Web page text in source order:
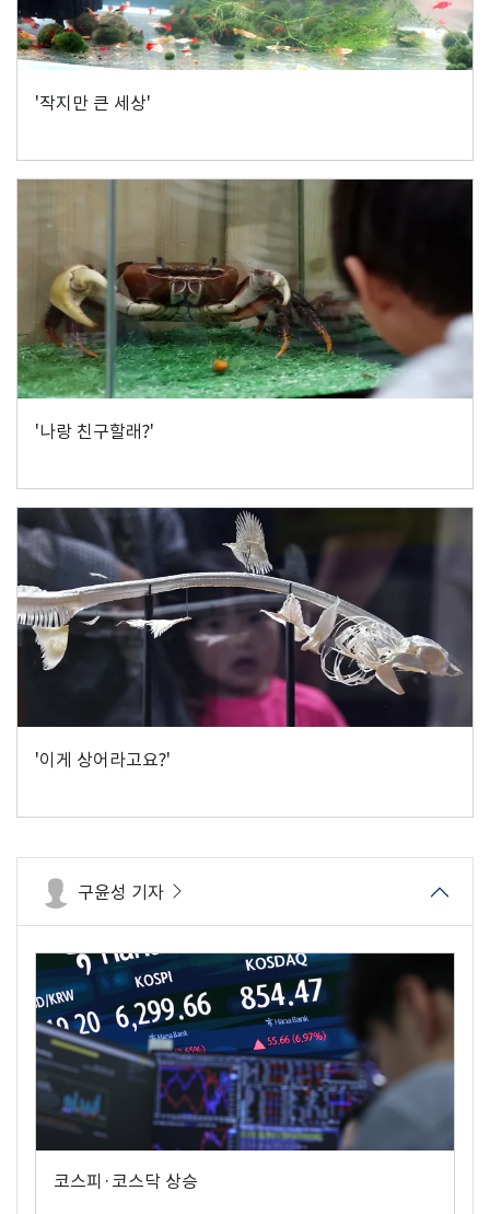
'작지만 큰 세상'
'나랑 친구할래?'
'이게 상어라고요?'
구윤성 기자
코스피·코스닥 상승